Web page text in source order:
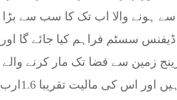
ہونے والا اب تک کا سب سے بڑا
ڈیفنس سسٹم فراہم کیا جائے گا
زمین سے فضا تک مار کرنے والے
شامل